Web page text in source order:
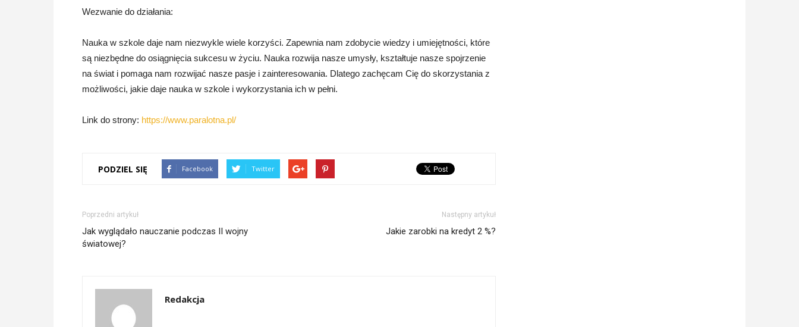
Wezwanie do działania:
Nauka w szkole daje nam niezwykle wiele korzyści. Zapewnia nam zdobycie wiedzy i umiejętności, które
są niezbędne do osiągnięcia sukcesu w życiu. Nauka rozwija nasze umysły, kształtuje nasze spojrzenie
na świat i pomaga nam rozwijać nasze pasje i zainteresowania. Dlatego zachęcam Cię do skorzystania z
możliwości, jakie daje nauka w szkole i wykorzystania ich w pełni.
Link do strony: https://www.paralotna.pl/
PODZIEL SIĘ Facebook Twitter
Poprzedni artykuł
Jak wyglądało nauczanie podczas II wojny
światowej?
Następny artykuł
Jakie zarobki na kredyt 2 %?
Redakcja